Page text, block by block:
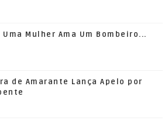
Uma Mulher Ama Um Bombeiro...
de Amarante Lança Apelo por